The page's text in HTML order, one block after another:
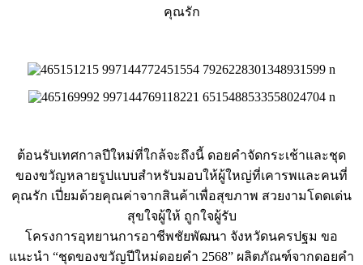
คุณรัก
ต้อนรับเทศกาลปีใหม่ที่ใกล้จะถึงนี้ ดอยคำจัดกระเช้าและชุด
ของขวัญหลายรูปแบบสำหรับมอบให้ผู้ใหญ่ที่เคารพและคนที่
คุณรัก เปี่ยมด้วยคุณค่าจากสินค้าเพื่อสุขภาพ สวยงามโดดเด่น
สุขใจผู้ให้ ถูกใจผู้รับ
โครงการอุทยานการอาชีพชัยพัฒนา จังหวัดนครปฐม ขอ
แนะนำ “ชุดของขวัญปีใหม่ดอยคำ 2568” ผลิตภัณฑ์จากดอยคำ